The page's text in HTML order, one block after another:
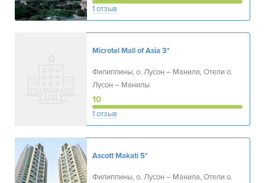
1 отзыв
Microtel Mall of Asia3*
Филиппины, о. Лусон – Манила, Отели о.
Лусон – Манилы
10
1 отзыв
Ascott Makati5*
Филиппины, о. Лусон – Манила, Отели о.